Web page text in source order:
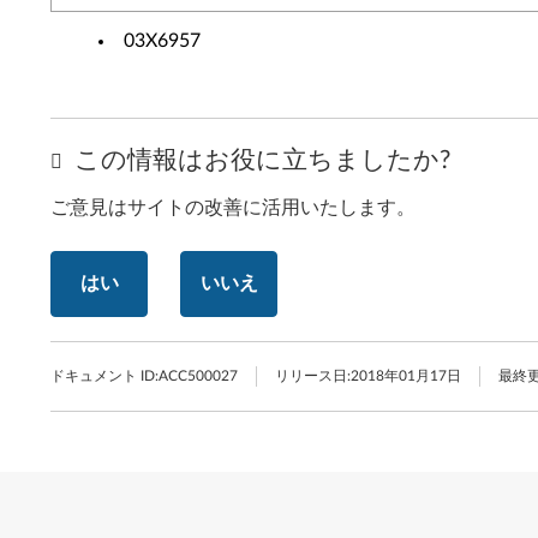
03X6957
この情報はお役に立ちましたか?
ご意見はサイトの改善に活用いたします。
はい いいえ
ドキュメント ID:ACC500027 リリース日:2018年01月17日 最終